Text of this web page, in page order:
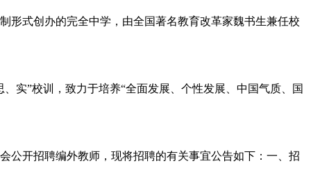
形式创办的完全中学，由全国著名教育改革家魏书生兼任校
实”校训，致力于培养“全面发展、个性发展、中国气质、国
公开招聘编外教师，现将招聘的有关事宜公告如下：一、招